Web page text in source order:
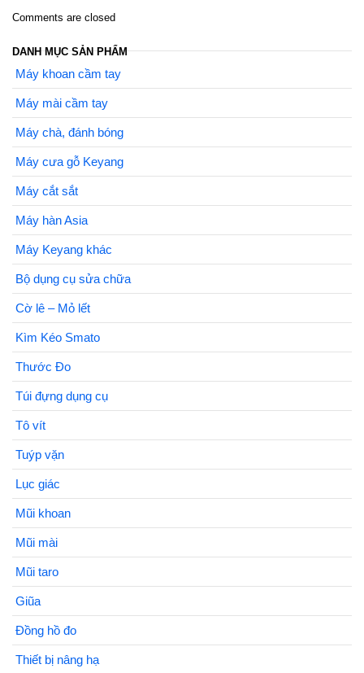
Comments are closed
DANH MỤC SẢN PHẨM
Máy khoan cầm tay
Máy mài cầm tay
Máy chà, đánh bóng
Máy cưa gỗ Keyang
Máy cắt sắt
Máy hàn Asia
Máy Keyang khác
Bộ dụng cụ sửa chữa
Cờ lê – Mỏ lết
Kìm Kéo Smato
Thước Đo
Túi đựng dụng cụ
Tô vít
Tuýp vặn
Lục giác
Mũi khoan
Mũi mài
Mũi taro
Giũa
Đồng hồ đo
Thiết bị nâng hạ